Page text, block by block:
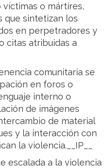
o mártires,
que sintetizan los
en perpetradores y
citas atribuidas a
comunitaria se
en foros o
interno o
de imágenes
de material
y la interacción con
la violencia.__IP__
escalada a la violencia